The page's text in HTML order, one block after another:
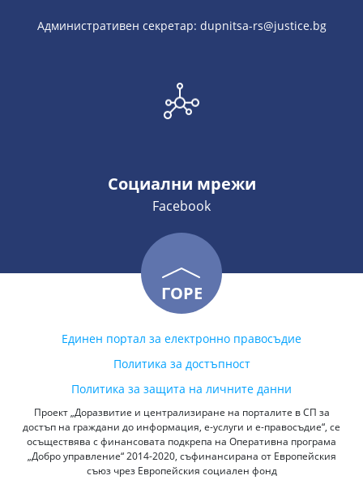
Административен секретар: dupnitsa-rs@justice.bg
Социални мрежи
Facebook
ГОРЕ
Единен портал за електронно правосъдие
Политика за достъпност
Политика за защита на личните данни
Проект „Доразвитие и централизиране на порталите в СП за
достъп на граждани до информация, е-услуги и е-правосъдие“, се
осъществява с финансовата подкрепа на Оперативна програма
„Добро управление“ 2014-2020, съфинансирана от Европейския
съюз чрез Европейския социален фонд